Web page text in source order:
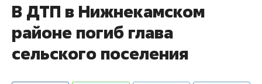
В ДТП в Нижнекамском
районе погиб глава
сельского поселения